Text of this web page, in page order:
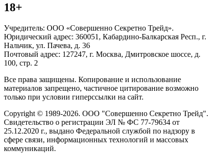
18+
Учредитель: ООО «Совершенно Секретно Трейд».
Юридический адрес: 360051, Кабардино-Балкарская Респ., г.
Нальчик, ул. Пачева, д. 36
Почтовый адрес: 127247, г. Москва, Дмитровское шоссе, д.
100, стр. 2
Все права защищены. Копирование и использование
материалов запрещено, частичное цитирование возможно
только при условии гиперссылки на сайт.
Copyright © 1989-2026. ООО "Совершенно Секретно Трейд".
Свидетельство о регистрации ЭЛ № ФС 77-79634 от
25.12.2020 г., выдано Федеральной службой по надзору в
сфере связи, информационных технологий и массовых
коммуникаций.